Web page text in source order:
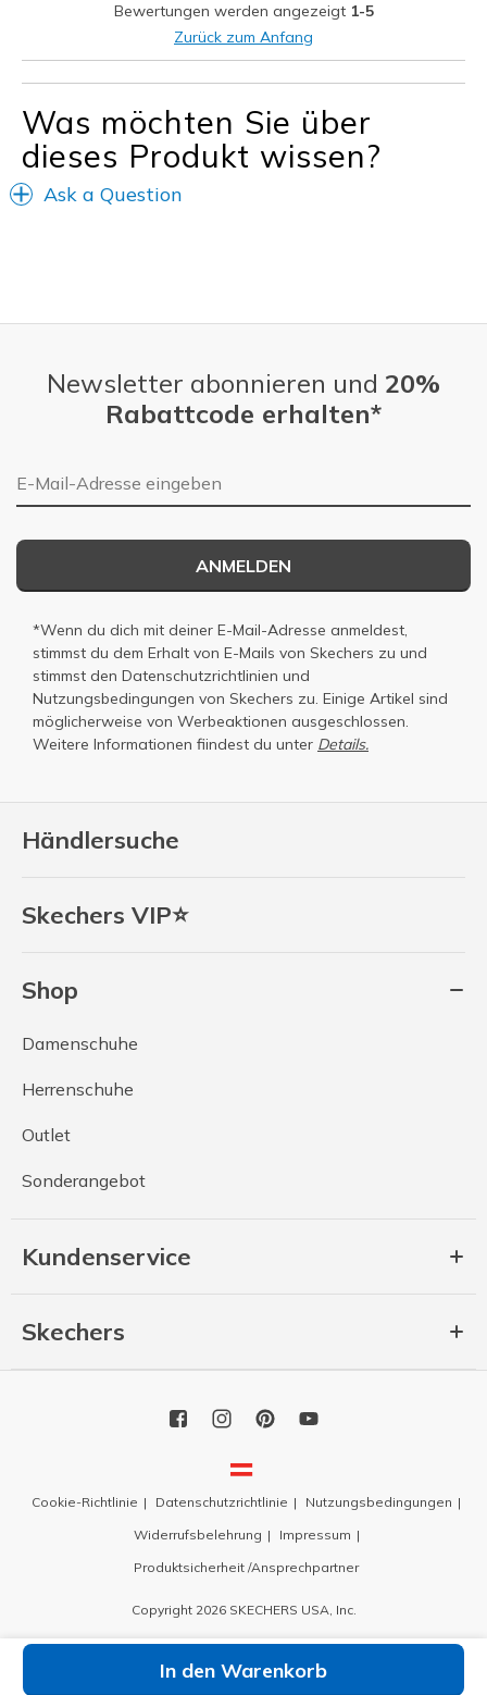
In den Warenkorb
Geeignete Verwendung
Casual Wear
Going Out
Travel
Width
Feels true to width
Bewertungen werden angezeigt 1-5
Zurück zum Anfang
Was möchten Sie über
dieses Produkt wissen?
Ask a Question
Händlersuche
Skechers VIP⭐
Shop
Damenschuhe
Herrenschuhe
Outlet
Sonderangebot
Kundenservice
Skechers
Newsletter abonnieren und 20%
Rabattcode erhalten*
E-Mail-Adresse
ANMELDEN
*Wenn du dich mit deiner E-Mail-Adresse anmeldest,
stimmst du dem Erhalt von E-Mails von Skechers zu und
stimmst den Datenschutzrichtlinien und
Nutzungsbedingungen von Skechers zu. Einige Artikel sind
möglicherweise von Werbeaktionen ausgeschlossen.
Weitere Informationen fiindest du unter Details.
Cookie-Richtlinie Datenschutzrichtlinie
Nutzungsbedingungen
Widerrufsbelehrung
Impressum
Produktsicherheit /Ansprechpartner
Copyright 2026 SKECHERS USA, Inc.